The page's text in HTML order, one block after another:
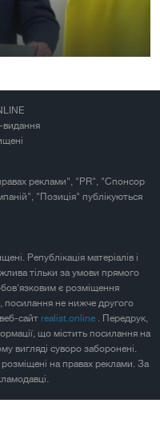
реклами", "PR", "Спонсор
"Позиція" публікуються
Републікація матеріалів і
тільки за умови прямого
є розміщення
не нижче другого
сайт realist.online . Передрук,
що містить посилання на
вигляді суворо заборонені.
розміщені на правах реклами. За